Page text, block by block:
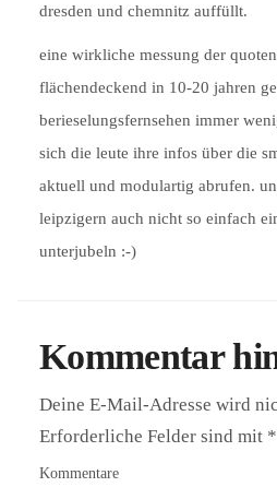
dresden und chemnitz auffüllt.
eine wirkliche messung der
flächendeckend in 10-20 jahren
berieselungsfernsehen immer
sich die leute ihre infos über die
aktuell und modulartig abrufen.
leipzigern auch nicht so einfach
unterjubeln :-)
Kommentar
Deine E-Mail-Adresse wird
Erforderliche Felder sind mit *
Kommentare